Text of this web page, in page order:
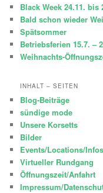
n
Black Week 24.11. bis
Bald schon wieder
Spätsommer
Betriebsferien 15.7. –
Weihnachts-
INHALT – SEITEN
Blog-Beiträge
sündige mode
Unsere Korsetts
Bilder
Events/Locations/
Virtueller Rundgang
Öffnungszeit/Anfahrt
Impressum/